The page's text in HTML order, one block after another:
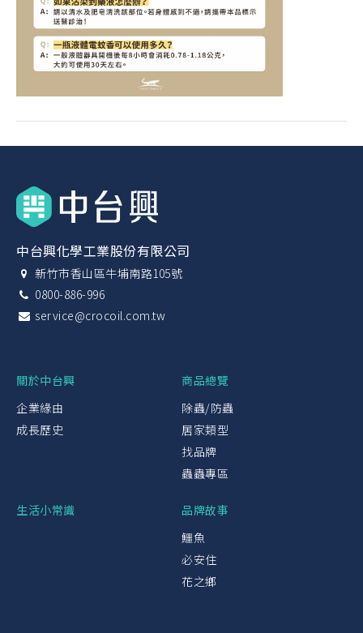
中台興化學工業股份有限公司
新竹市香山區牛埔南路105號
0800-886-996
service@crocoil.com.tw
關於中台興
企業緣由
成長歷史
商品總覽
除蟲/防蟲
居家類型
找品牌
蟲蟲專區
生活小常識
品牌故事
鱷魚
必安住
花之鄉